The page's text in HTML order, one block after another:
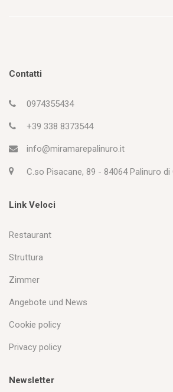
Contatti
0974355434
+39 338 8373544
info@miramarepalinuro.it
C.so Pisacane, 89 - 84064 Palinuro di
Link Veloci
Restaurant
Struttura
Zimmer
Angebote und News
Cookie policy
Privacy policy
Newsletter